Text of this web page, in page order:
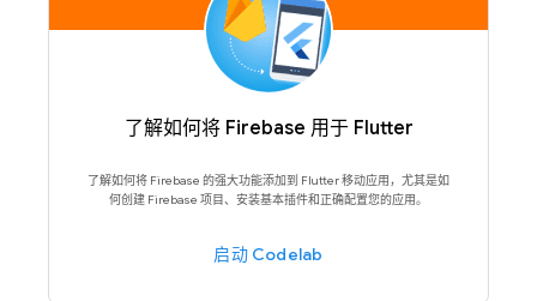
了解如何将 Firebase 用于 Flutter
了解如何将 Firebase 的强大功能添加到 Flutter 移动应用，尤其是如
何创建 Firebase 项目、安装基本插件和正确配置您的应用。
启动 Codelab